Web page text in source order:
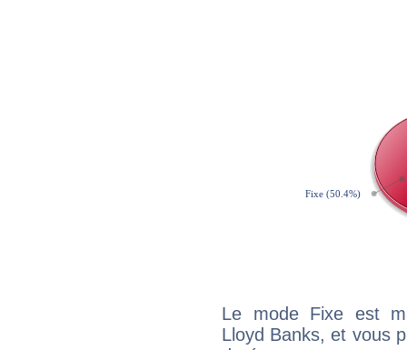
Le mode Fixe est
Lloyd Banks, et vous